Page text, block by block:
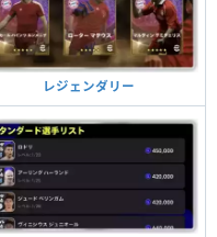
レジェンダリー